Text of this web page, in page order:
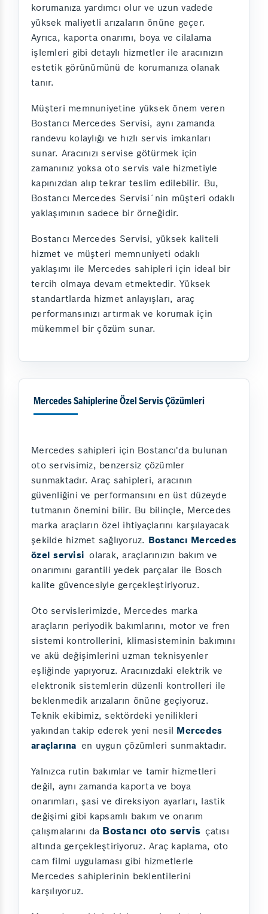
korumanıza yardımcı olur ve uzun vadede
yüksek maliyetli arızaların önüne geçer.
Ayrıca, kaporta onarımı, boya ve cilalama
işlemleri gibi detaylı hizmetler ile aracınızın
estetik görünümünü de korumanıza olanak
tanır.
Müşteri memnuniyetine yüksek önem veren
Bostancı Mercedes Servisi, aynı zamanda
randevu kolaylığı ve hızlı servis imkanları
sunar. Aracınızı servise götürmek için
zamanınız yoksa oto servis vale hizmetiyle
kapınızdan alıp tekrar teslim edilebilir. Bu,
Bostancı Mercedes Servisi´nin müşteri odaklı
yaklaşımının sadece bir örneğidir.
Bostancı Mercedes Servisi, yüksek kaliteli
hizmet ve müşteri memnuniyeti odaklı
yaklaşımı ile Mercedes sahipleri için ideal bir
tercih olmaya devam etmektedir. Yüksek
standartlarda hizmet anlayışları, araç
performansınızı artırmak ve korumak için
mükemmel bir çözüm sunar.
Mercedes Sahiplerine Özel Servis Çözümleri
Mercedes sahipleri için Bostancı'da bulunan
oto servisimiz, benzersiz çözümler
sunmaktadır. Araç sahipleri, aracının
güvenliğini ve performansını en üst düzeyde
tutmanın önemini bilir. Bu bilinçle, Mercedes
marka araçların özel ihtiyaçlarını karşılayacak
şekilde hizmet sağlıyoruz. Bostancı Mercedes
özel servisi olarak, araçlarınızın bakım ve
onarımını garantili yedek parçalar ile Bosch
kalite güvencesiyle gerçekleştiriyoruz.
Oto servislerimizde, Mercedes marka
araçların periyodik bakımlarını, motor ve fren
sistemi kontrollerini, klimasisteminin bakımını
ve akü değişimlerini uzman teknisyenler
eşliğinde yapıyoruz. Aracınızdaki elektrik ve
elektronik sistemlerin düzenli kontrolleri ile
beklenmedik arızaların önüne geçiyoruz.
Teknik ekibimiz, sektördeki yenilikleri
yakından takip ederek yeni nesil Mercedes
araçlarına en uygun çözümleri sunmaktadır.
Yalnızca rutin bakımlar ve tamir hizmetleri
değil, aynı zamanda kaporta ve boya
onarımları, şasi ve direksiyon ayarları, lastik
değişimi gibi kapsamlı bakım ve onarım
çalışmalarını da Bostancı oto servis çatısı
altında gerçekleştiriyoruz. Araç kaplama, oto
cam filmi uygulaması gibi hizmetlerle
Mercedes sahiplerinin beklentilerini
karşılıyoruz.